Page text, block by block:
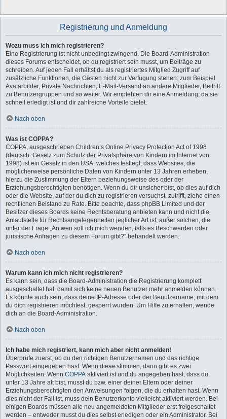
Registrierung und Anmeldung
Wozu muss ich mich registrieren?
Eine Registrierung ist nicht unbedingt zwingend. Die Board-Administration
dieses Forums entscheidet, ob du registriert sein musst, um Beiträge zu
schreiben. Auf jeden Fall erhältst du als registriertes Mitglied Zugriff auf
zusätzliche Funktionen, die Gästen nicht zur Verfügung stehen: zum Beispiel
Avatarbilder, Private Nachrichten, E-Mail-Versand an andere Mitglieder, Beitritt
zu Benutzergruppen und so weiter. Wir empfehlen dir eine Anmeldung, da sie
schnell erledigt ist und dir zahlreiche Vorteile bietet.
Nach oben
Was ist COPPA?
COPPA, ausgeschrieben Children’s Online Privacy Protection Act of 1998
(deutsch: Gesetz zum Schutz der Privatsphäre von Kindern im Internet von
1998) ist ein Gesetz in den USA, welches festlegt, dass Websites, die
möglicherweise persönliche Daten von Kindern unter 13 Jahren erheben,
hierzu die Zustimmung der Eltern beziehungsweise des oder der
Erziehungsberechtigten benötigen. Wenn du dir unsicher bist, ob dies auf dich
oder die Website, auf der du dich zu registrieren versuchst, zutrifft, ziehe einen
rechtlichen Beistand zu Rate. Bitte beachte, dass phpBB Limited und der
Besitzer dieses Boards keine Rechtsberatung anbieten kann und nicht die
Anlaufstelle für Rechtsangelegenheiten jeglicher Art ist; außer solchen, die
unter der Frage „An wen soll ich mich wenden, falls es Beschwerden oder
juristische Anfragen zu diesem Forum gibt?“ behandelt werden.
Nach oben
Warum kann ich mich nicht registrieren?
Es kann sein, dass die Board-Administration die Registrierung komplett
ausgeschaltet hat, damit sich keine neuen Benutzer mehr anmelden können.
Es könnte auch sein, dass deine IP-Adresse oder der Benutzername, mit dem
du dich registrieren möchtest, gesperrt wurden. Um Hilfe zu erhalten, wende
dich an die Board-Administration.
Nach oben
Ich habe mich registriert, kann mich aber nicht anmelden!
Überprüfe zuerst, ob du den richtigen Benutzernamen und das richtige
Passwort eingegeben hast. Wenn diese stimmen, dann gibt es zwei
Möglichkeiten. Wenn COPPA aktiviert ist und du angegeben hast, dass du
unter 13 Jahre alt bist, musst du bzw. einer deiner Eltern oder deiner
Erziehungsberechtigten den Anweisungen folgen, die du erhalten hast. Wenn
dies nicht der Fall ist, muss dein Benutzerkonto vielleicht aktiviert werden. Bei
einigen Boards müssen alle neu angemeldeten Mitglieder erst freigeschaltet
werden – entweder musst du dies selbst erledigen oder ein Administrator. Bei